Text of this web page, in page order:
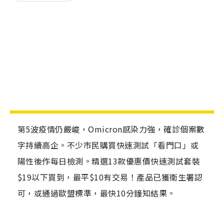
第5波疫情仍嚴峻，Omicron感染力強，確診個案數
字持續高企。不少市民購買快速測試「看門口」或
陽性後作每日檢測。精選13款優惠價快速測試套裝
$19以下買到，最平$10有交易！產品已獲衛生署認
可，或通過歐盟標準，最快10分鐘知結果。